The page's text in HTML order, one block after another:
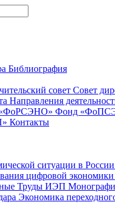
Библиография
совет Совет
Направления
Фонд
Контакты
ситуации в России
цифровой экономики
Труды ИЭП
Экономика